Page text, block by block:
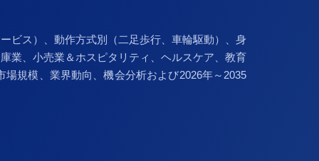
ビス）、動作方式別（二足歩行、車輪駆動）、身
業、小売業＆ホスピタリティ、ヘルスケア、教育
規模、業界動向、機会分析および2026年～2035